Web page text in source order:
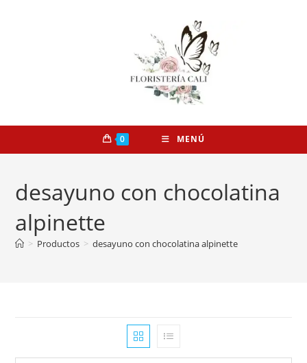
0 MENÚ
desayuno con chocolatina
alpinette
> Productos > desayuno con chocolatina alpinette